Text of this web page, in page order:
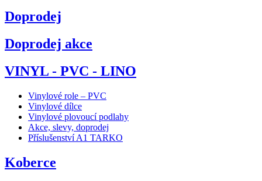
Doprodej
Doprodej akce
VINYL - PVC - LINO
Vinylové role – PVC
Vinylové dílce
Vinylové plovoucí podlahy
Akce, slevy, doprodej
Příslušenství A1 TARKO
Koberce